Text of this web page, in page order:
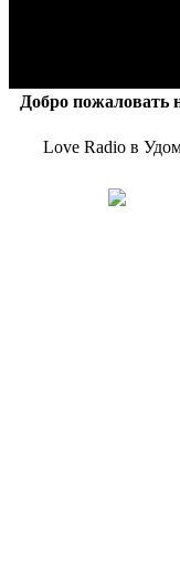
Добро пожаловать
Love Radio в